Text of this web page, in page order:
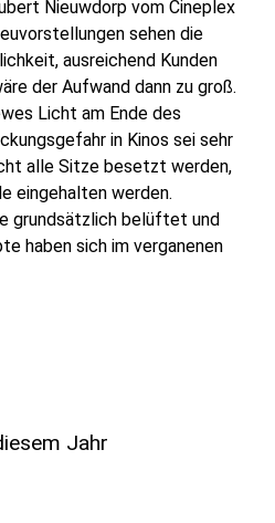
Nieuwdorp vom Cineplex
sehen die
ausreichend Kunden
der Aufwand dann zu groß.
Licht am Ende des
in Kinos sei sehr
alle Sitze besetzt werden,
eingehalten werden.
grundsätzlich belüftet und
haben sich im verganenen
Jahr